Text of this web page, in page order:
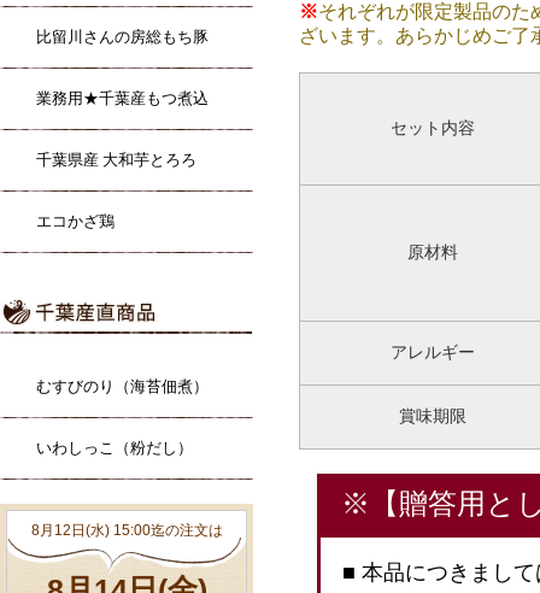
※それぞれが限定製品のた
ざいます。あらかじめご了
セット内容
原材料
アレルギー
賞味期限
※【贈答用と
■ 本品につきまし
比留川さんの房総もち豚
業務用★千葉産もつ煮込
千葉県産 大和芋とろろ
エコかざ鶏
むすびのり（海苔佃煮）
いわしっこ（粉だし）